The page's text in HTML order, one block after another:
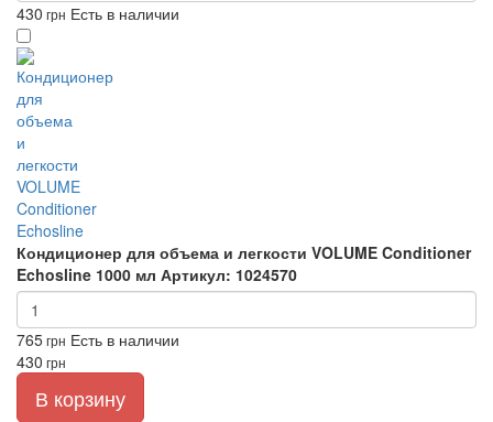
430 грн Есть в наличии
Кондиционер для объема и легкости VOLUME Conditioner
Echosline 1000 мл Артикул: 1024570
765грн Есть в наличии
430 грн
В корзину